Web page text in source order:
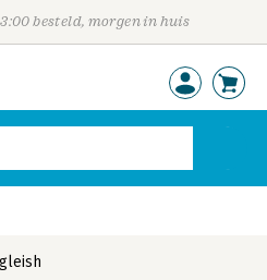
besteld, morgen in huis